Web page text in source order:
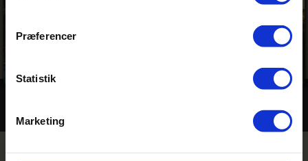
Præferencer
Statistik
Marketing